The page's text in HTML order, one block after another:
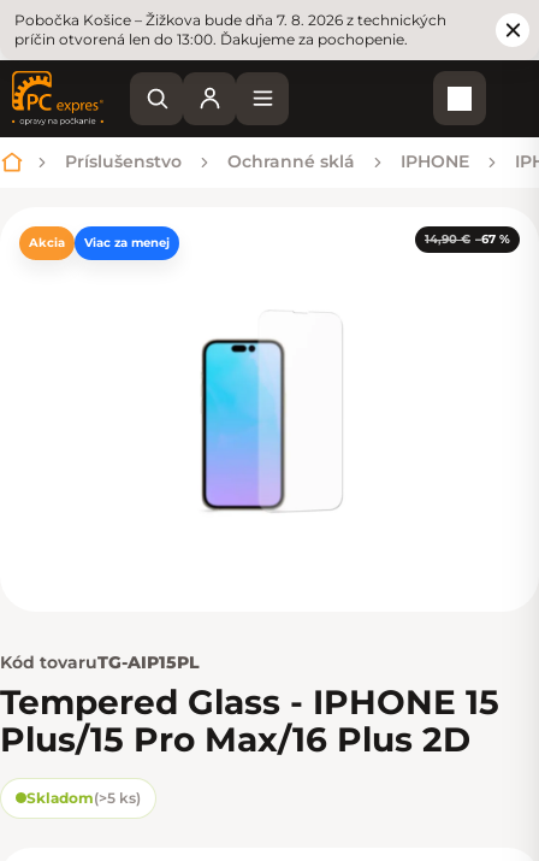
Pobočka Košice – Žižkova bude dňa 7. 8. 2026 z technických
príčin otvorená len do 13:00. Ďakujeme za pochopenie.
Domov
Príslušenstvo Ochranné sklá IPHONE
Akcia Viac za menej 14,90 € –67 %
Kód tovaruTG-AIP15PL
Tempered Glass - IPHONE 15
Plus/15 Pro Max/16 Plus 2D
Skladom(>5 ks)